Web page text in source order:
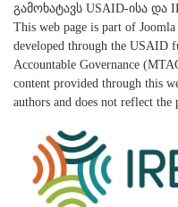
გამოხატავს USAID-ისა და
This web page is part of
developed through the USAID
Accountable Governance
content provided through this
authors and does not reflect